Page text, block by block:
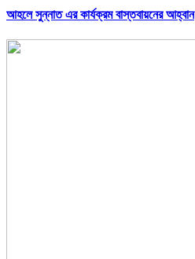
আহলে সুন্নাত এর কার্যক্রম বাস্তবায়নের আহ্বান